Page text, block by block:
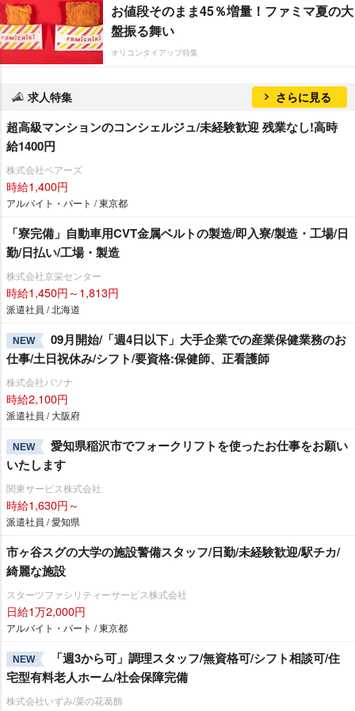
お値段そのまま45％増量！ファミマ夏の大
盤振る舞い
オリコンタイアップ特集
求人特集 さらに見る
超高級マンションのコンシェルジュ/未経験歓迎 残業なし!高時
給1400円
株式会社ベアーズ
時給1,400円
アルバイト・パート / 東京都
「寮完備」自動車用CVT金属ベルトの製造/即入寮/製造・工場/日
勤/日払い/工場・製造
株式会社京栄センター
時給1,450円～1,813円
派遣社員 / 北海道
NEW
09月開始/「週4日以下」大手企業での産業保健業務のお
仕事/土日祝休み/シフト/要資格:保健師、正看護師
株式会社パソナ
時給2,100円
派遣社員 / 大阪府
NEW
愛知県稲沢市でフォークリフトを使ったお仕事をお願い
いたします
関東サービス株式会社
時給1,630円～
派遣社員 / 愛知県
市ヶ谷スグの大学の施設警備スタッフ/日勤/未経験歓迎/駅チカ/
綺麗な施設
スターツファシリティーサービス株式会社
日給1万2,000円
アルバイト・パート / 東京都
NEW
「週3から可」調理スタッフ/無資格可/シフト相談可/住
宅型有料老人ホーム/社会保障完備
株式会社いずみ/菜の花葛飾